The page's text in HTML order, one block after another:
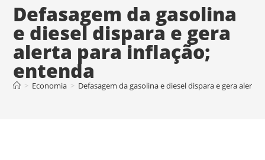
Defasagem da gasolina
e diesel dispara e gera
alerta para inflação;
entenda
> Economia > Defasagem da gasolina e diesel dispara e gera alerta